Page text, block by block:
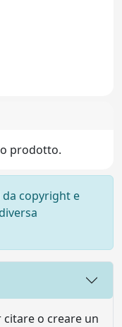
prodotto.
copyright e
o creare un